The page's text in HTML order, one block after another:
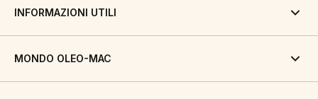
INFORMAZIONI UTILI
MONDO OLEO-MAC